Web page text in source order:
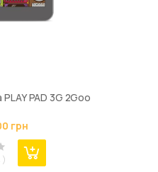
PAD 3G 2Goo
грн
)